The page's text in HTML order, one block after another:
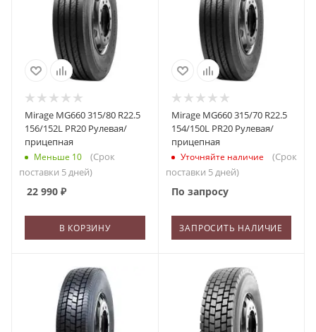
Mirage MG660 315/80 R22.5
156/152L PR20 Рулевая/
прицепная
Меньше 10
(Срок
поставки 5 дней)
22 990 ₽
В КОРЗИНУ
Mirage MG660 315/70 R22.5
154/150L PR20 Рулевая/
прицепная
Уточняйте наличие
(Срок
поставки 5 дней)
По запросу
ЗАПРОСИТЬ НАЛИЧИЕ